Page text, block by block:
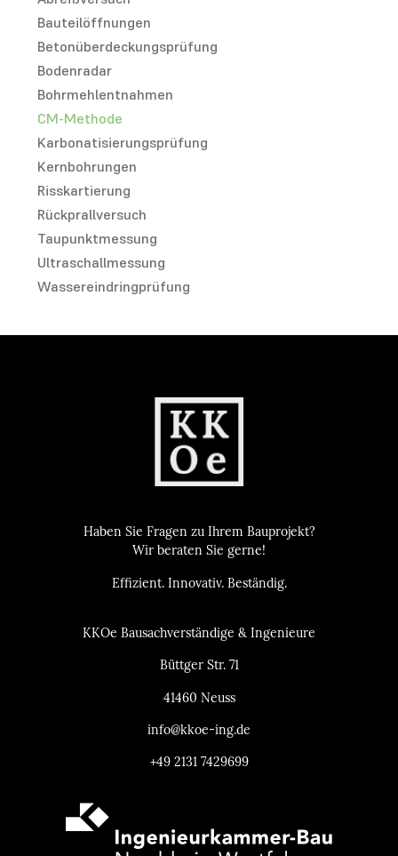
Bauteilöffnungen
Betonüberdeckungsprüfung
Bodenradar
Bohrmehlentnahmen
CM-Methode
Karbonatisierungsprüfung
Kernbohrungen
Risskartierung
Rückprallversuch
Taupunktmessung
Ultraschallmessung
Wassereindringprüfung
Haben Sie Fragen zu Ihrem Bauprojekt?
Wir beraten Sie gerne!
Effizient. Innovativ. Beständig.
KKOe Bausachverständige & Ingenieure
Büttger Str. 71
41460 Neuss
info@kkoe-ing.de
+49 2131 7429699